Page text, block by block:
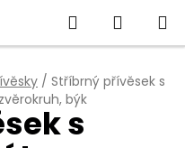
Hledat
KOŠÍK
/ Stříbrný přívěsek s
býk
s